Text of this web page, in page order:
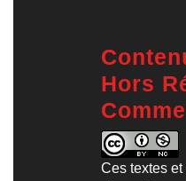
Hors
Ces textes